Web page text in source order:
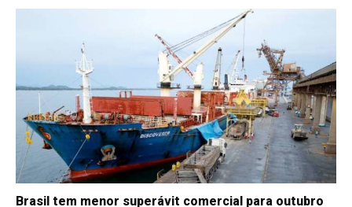
Brasil tem menor superávit comercial para outubro